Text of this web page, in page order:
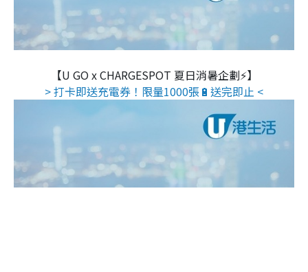
【U GO x CHARGESPOT 夏日消暑企劃⚡】
> 打卡即送充電券！限量1000張🔋送完即止 <